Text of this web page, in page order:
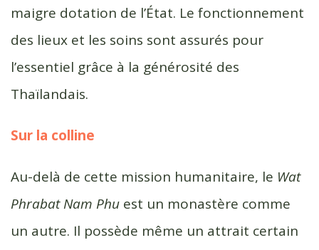
maigre dotation de l’État. Le fonctionnement
des lieux et les soins sont assurés pour
l’essentiel grâce à la générosité des
Thaïlandais.
Sur la colline
Au-delà de cette mission humanitaire, le Wat
Phrabat Nam Phu est un monastère comme
un autre. Il possède même un attrait certain